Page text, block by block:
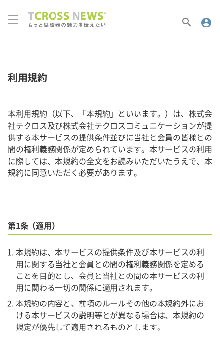
search account_circle
利用規約
本利用規約（以下、「本規約」といいます。）は、株式会
社テクロス及び株式会社テクロスコミュニケーションが提
供する本サービスの提供条件並びに当社と会員の皆様との
間の権利義務関係が定められています。本サービスの利用
に際しては、本規約の全文をお読みいただいたうえで、本
規約に同意いただく必要があります。
第1条（適用）
本規約は、本サービスの提供条件及び本サービスの利
用に関する当社と会員との間の権利義務関係を定める
ことを目的とし、会員と当社との間の本サービスの利
用に関わる一切の関係に適用されます。
本規約の内容と、前項のルールその他の本規約外にお
ける本サービスの説明等とが異なる場合は、本規約の
規定が優先して適用されるものとします。